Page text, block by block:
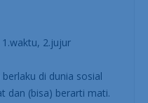
2.jujur
di dunia sosial
dan (bisa) berarti mati.